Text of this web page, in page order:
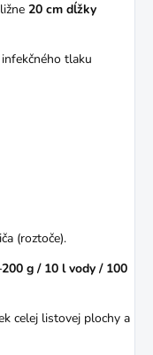
20 cm dĺžky
tlaku
(roztoče).
g / 10 l vody / 100
celej listovej plochy a